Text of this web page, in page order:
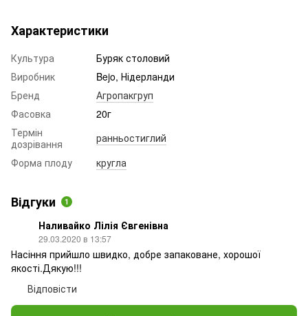
Характеристики
Культура
Буряк столовий
Виробник
Bejo, Нідерланди
Бренд
Агропакгруп
Фасовка
20г
Термін
дозрівання
ранньостиглий
Форма плоду
кругла
Відгуки 1
Наливайко Лілія Євгенівна
29.03.2020 в 13:57
Насіння прийшло швидко, добре запаковане, хорошої
якості.Дякую!!!
Відповісти